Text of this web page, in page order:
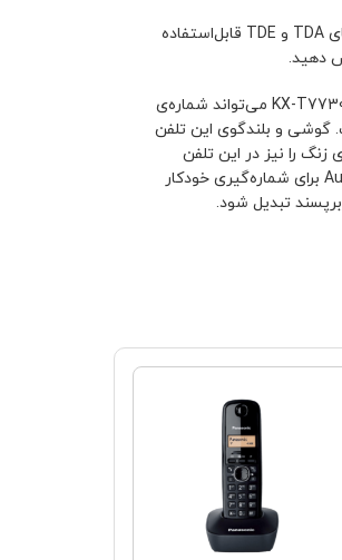
مدل KX-T7730X از تلفن‌های سانترال شرکت پاناسونیک است که علاوه بر کیفیت ساخت، قابلیت‌های درخور توجهی برای ارائه دارد. این مدل روی سانترال‌های TDA و TDE قابل‌استفاده
این کلیدها دارای دو چراغ LED به رنگ‌های قرمز و سبز هستند که وضعیت آن‌ها را مشخص می‌کنند. تلفن سانترال KX-T7730X می‌تواند شماره‌ی
گوشی و بلندگوی این تلفن
را نیز در این تلفن
سانترال KX-T7730X تنظیم کند. این محصول از کلیدهای Hold، Flash/Recal، Transfer، Pause وهمچنین Auto Dial برای شماره‌گیری خودکار
تبدیل شود.